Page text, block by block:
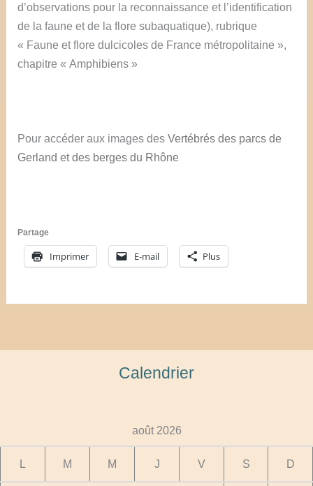
d’observations pour la reconnaissance et l’identification
de la faune et de la flore subaquatique), rubrique
« Faune et flore dulcicoles de France métropolitaine »,
chapitre « Amphibiens »
Pour accéder aux images desVertébrés des parcs de
Gerland et des berges du Rhône
Partage
Imprimer E-mail Plus
Calendrier
août 2026
L M M J V S D